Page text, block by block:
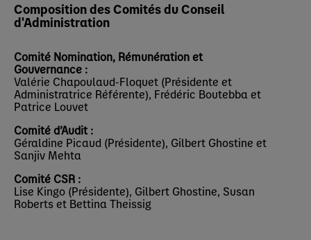
Composition des Comités du Conseil
d'Administration
Comité Nomination, Rémunération et
Gouvernance :
Valérie Chapoulaud-Floquet (Présidente et
Administratrice Référente), Frédéric Boutebba et
Patrice Louvet
Comité d’Audit :
Géraldine Picaud (Présidente), Gilbert Ghostine et
Sanjiv Mehta
Comité CSR :
Lise Kingo (Présidente), Gilbert Ghostine, Susan
Roberts et Bettina Theissig